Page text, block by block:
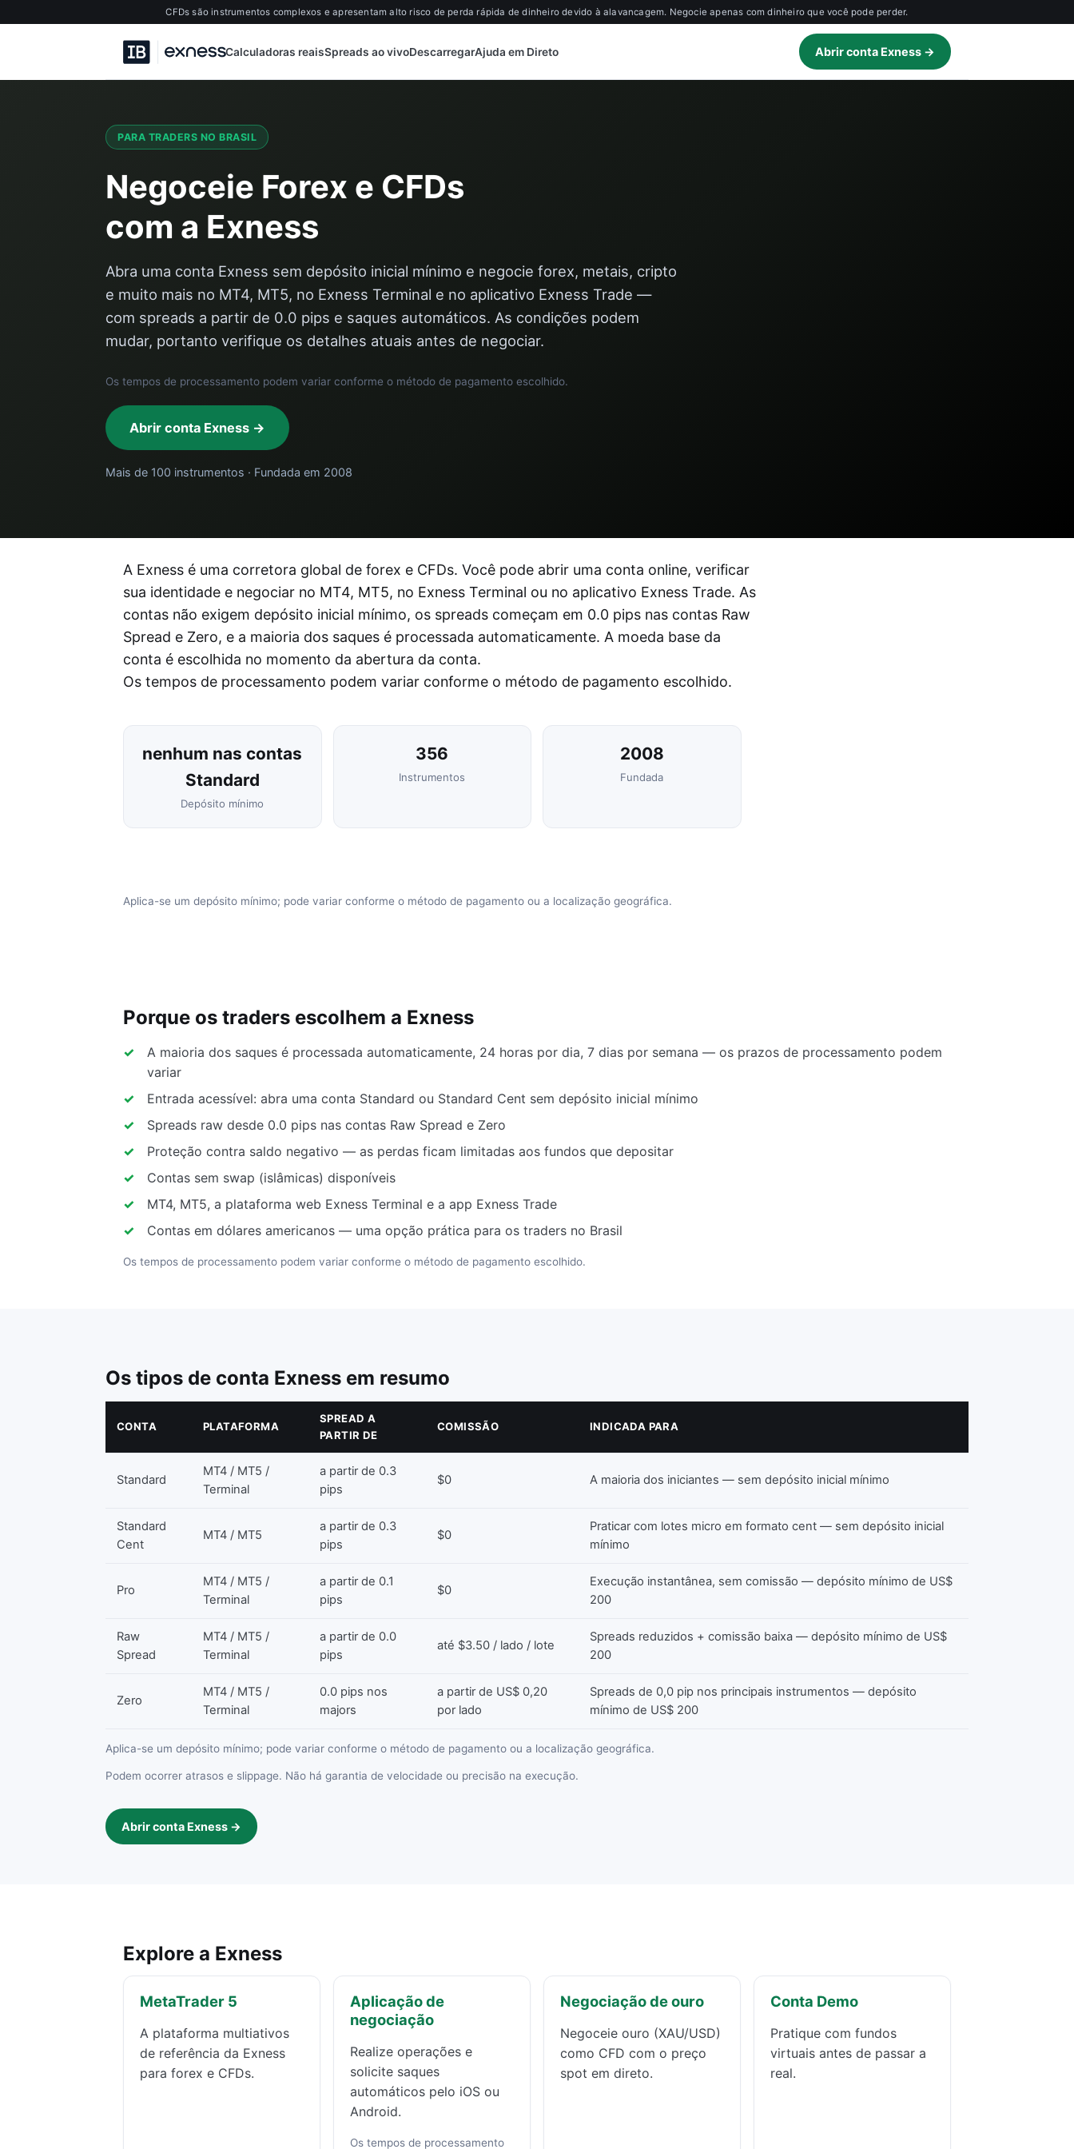
CFDs são instrumentos complexos e apresentam alto risco de perda rápida de dinheiro devido à alavancagem. Negocie apenas com dinheiro que você pode perder.
Calculadoras reaisSpreads ao vivoDescarregarAjuda em Direto Abrir conta Exness →
PARA TRADERS NO BRASIL
Negoceie Forex e CFDs
com a Exness
Abra uma conta Exness sem depósito inicial mínimo e negocie forex, metais, cripto
e muito mais no MT4, MT5, no Exness Terminal e no aplicativo Exness Trade —
com spreads a partir de 0.0 pips e saques automáticos. As condições podem
mudar, portanto verifique os detalhes atuais antes de negociar.
Os tempos de processamento podem variar conforme o método de pagamento escolhido.
Abrir conta Exness →
Mais de 100 instrumentos · Fundada em 2008
A Exness é uma corretora global de forex e CFDs. Você pode abrir uma conta online, verificar
sua identidade e negociar no MT4, MT5, no Exness Terminal ou no aplicativo Exness Trade. As
contas não exigem depósito inicial mínimo, os spreads começam em 0.0 pips nas contas Raw
Spread e Zero, e a maioria dos saques é processada automaticamente. A moeda base da
conta é escolhida no momento da abertura da conta.
Os tempos de processamento podem variar conforme o método de pagamento escolhido.
nenhum nas contas
Standard
Depósito mínimo
356
Instrumentos
2008
Fundada
Aplica-se um depósito mínimo; pode variar conforme o método de pagamento ou a localização geográfica.
Porque os traders escolhem a Exness
A maioria dos saques é processada automaticamente, 24 horas por dia, 7 dias por semana — os prazos de processamento podem
variar
Entrada acessível: abra uma conta Standard ou Standard Cent sem depósito inicial mínimo
Spreads raw desde 0.0 pips nas contas Raw Spread e Zero
Proteção contra saldo negativo — as perdas ficam limitadas aos fundos que depositar
Contas sem swap (islâmicas) disponíveis
MT4, MT5, a plataforma web Exness Terminal e a app Exness Trade
Contas em dólares americanos — uma opção prática para os traders no Brasil
Os tempos de processamento podem variar conforme o método de pagamento escolhido.
Os tipos de conta Exness em resumo
CONTA PLATAFORMA
SPREAD A
PARTIR DE
COMISSÃO INDICADA PARA
Standard
MT4 / MT5 /
Terminal
a partir de 0.3
pips
$0 A maioria dos iniciantes — sem depósito inicial mínimo
Standard
Cent
MT4 / MT5
a partir de 0.3
pips
$0
Praticar com lotes micro em formato cent — sem depósito inicial
mínimo
Pro
MT4 / MT5 /
Terminal
a partir de 0.1
pips
$0
Execução instantânea, sem comissão — depósito mínimo de US$
200
Raw
Spread
MT4 / MT5 /
Terminal
a partir de 0.0
pips
até $3.50 / lado / lote
Spreads reduzidos + comissão baixa — depósito mínimo de US$
200
Zero
MT4 / MT5 /
Terminal
0.0 pips nos
majors
a partir de US$ 0,20
por lado
Spreads de 0,0 pip nos principais instrumentos — depósito
mínimo de US$ 200
Aplica-se um depósito mínimo; pode variar conforme o método de pagamento ou a localização geográfica.
Podem ocorrer atrasos e slippage. Não há garantia de velocidade ou precisão na execução.
Abrir conta Exness →
Explore a Exness
MetaTrader 5
A plataforma multiativos
de referência da Exness
para forex e CFDs.
Aplicação de
negociação
Realize operações e
solicite saques
automáticos pelo iOS ou
Android.
Os tempos de processamento
Negociação de ouro
Negoceie ouro (XAU/USD)
como CFD com o preço
spot em direto.
Conta Demo
Pratique com fundos
virtuais antes de passar a
real.